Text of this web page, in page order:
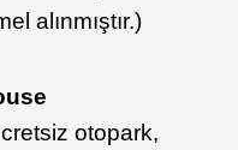
alınmıştır.)
otopark,